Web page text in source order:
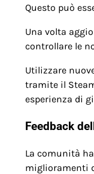
Questo può
Una volta
controllare le
Utilizzare
tramite il
esperienza di
Feedback
La comunità
miglioramenti